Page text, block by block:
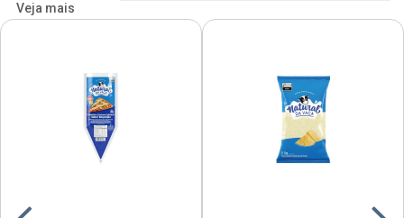
Veja mais